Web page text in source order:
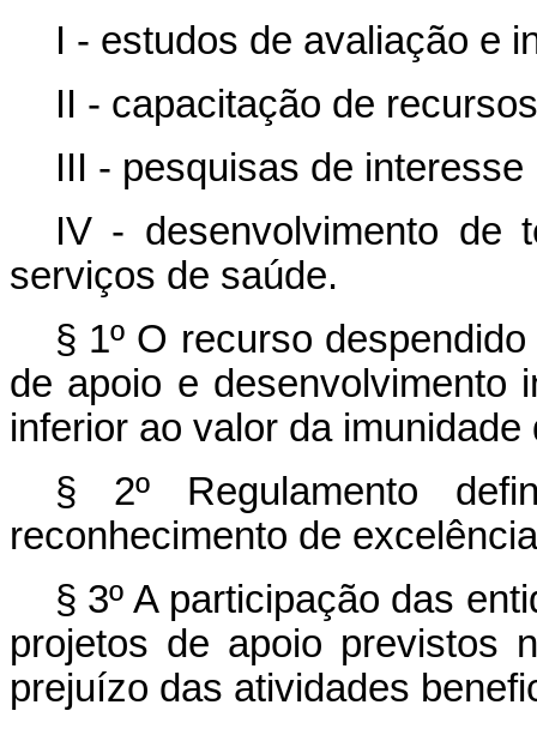
I - estudos de avaliação e
II - capacitação de
III - pesquisas de
IV - desenvolvimento de
serviços de saúde.
§ 1º O recurso
de apoio e desenvolvimento
inferior ao valor da
§ 2º Regulamento
reconhecimento de
§ 3º A participação das
projetos de apoio previstos
prejuízo das atividades